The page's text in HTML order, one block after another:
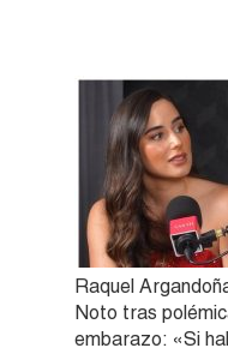
Raquel
Noto tras
embarazo: «Si